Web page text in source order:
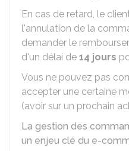
En cas de retard, le
l'annulation de la
demander le
d'un délai de 14 jours
Vous ne pouvez pas
accepter une certaine
(avoir sur un prochain
La gestion des
un enjeu clé du e-